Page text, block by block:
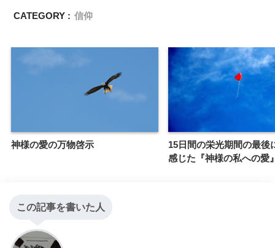
CATEGORY : 信仰
神様の愛の万物啓示
15日間の栄光期間の最後
感じた『神様の私への愛
この記事を書いた人